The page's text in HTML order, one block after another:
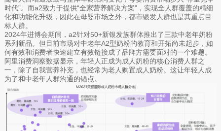
时代”。而a2致力于提供“全家营养解决方案”，实现全人群覆盖的精细
化和功能化升级，因此在母婴市场之外，都市银发人群也是其重点目
标人群。
2024年进博会期间，a2针对50+新银发族群体推出了三款中老年奶粉
系列新品。但目前市场对中老年A2型奶粉的教育和开拓尚未起步，如
何有效和消费者快速建立有效链接成了品牌方需要面对的一个难题。
阿里消费洞察数据显示，年轻人正成为成人奶粉的核心消费人群之
一，除了自我营养补充，也经常为老人购置成人奶粉。这让年轻人成
为了和中老年人群沟通的锚点。